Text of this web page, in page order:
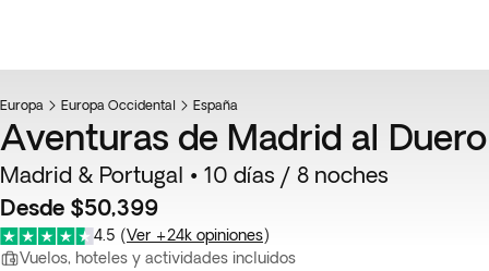
Europa Europa Occidental España
Aventuras de Madrid al Duero
Madrid & Portugal • 10 días / 8 noches
Desde $50,399
4.5 (Ver +24k opiniones)
Vuelos, hoteles y actividades incluidos